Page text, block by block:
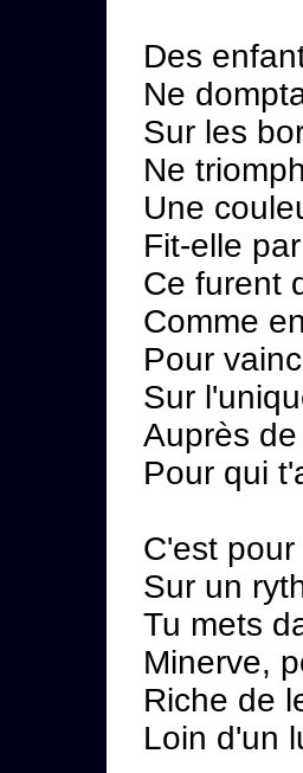
Des
Ne
Sur les
Ne
Une
Fit-elle
Ce furent
Comme
Pour
Sur
Auprès
Pour qui
C'est
Sur un
Tu mets
Minerve,
Riche de
Loin d'un